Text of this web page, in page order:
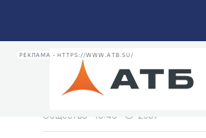
РЕКЛАМА • HTTPS://WWW.ATB.SU/
Санаторий Бурятии готовится к
переменам под руководством
московских экспертов
Общество 16:40 2367